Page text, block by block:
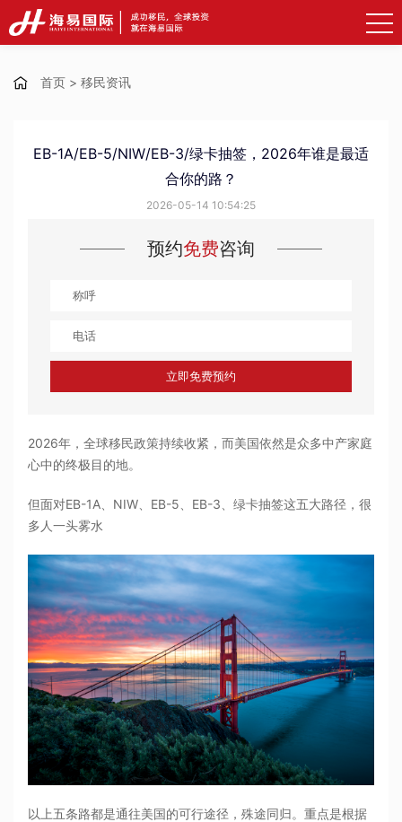
首页 > 移民资讯
EB-1A/EB-5/NIW/EB-3/绿卡抽签，2026年谁是最适
合你的路？
2026-05-14 10:54:25
预约免费咨询
立即免费预约
2026年，全球移民政策持续收紧，而美国依然是众多中产家庭
心中的终极目的地。
但面对EB-1A、NIW、EB-5、EB-3、绿卡抽签这五大路径，很
多人一头雾水
以上五条路都是通往美国的可行途径，殊途同归。重点是根据